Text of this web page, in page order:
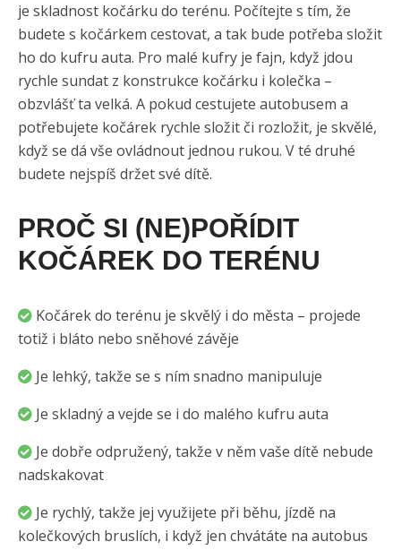
je skladnost kočárku do terénu. Počítejte s tím, že
budete s kočárkem cestovat, a tak bude potřeba složit
ho do kufru auta. Pro malé kufry je fajn, když jdou
rychle sundat z konstrukce kočárku i kolečka –
obzvlášť ta velká. A pokud cestujete autobusem a
potřebujete kočárek rychle složit či rozložit, je skvělé,
když se dá vše ovládnout jednou rukou. V té druhé
budete nejspíš držet své dítě.
PROČ SI (NE)POŘÍDIT
KOČÁREK DO TERÉNU
Kočárek do terénu je skvělý i do města – projede
totiž i bláto nebo sněhové závěje
Je lehký, takže se s ním snadno manipuluje
Je skladný a vejde se i do malého kufru auta
Je dobře odpružený, takže v něm vaše dítě nebude
nadskakovat
Je rychlý, takže jej využijete při běhu, jízdě na
kolečkových bruslích, i když jen chvátáte na autobus